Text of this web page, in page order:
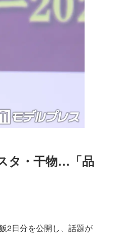
タ・干物…「品
2日分を公開し、話題が